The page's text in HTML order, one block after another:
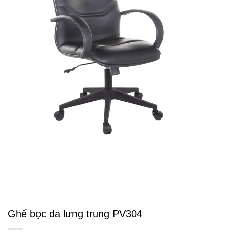
Ghế bọc da lưng trung PV304